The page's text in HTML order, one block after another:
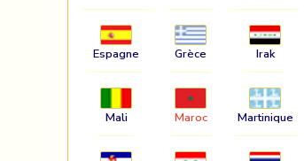
Espagne Grèce Irak
Mali Maroc Martinique